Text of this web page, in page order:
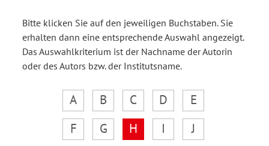
Bitte klicken Sie auf den jeweiligen Buchstaben. Sie
erhalten dann eine entsprechende Auswahl angezeigt.
Das Auswahlkriterium ist der Nachname der Autorin
oder des Autors bzw. der Institutsname.
A B C D
E
F
G H I
J